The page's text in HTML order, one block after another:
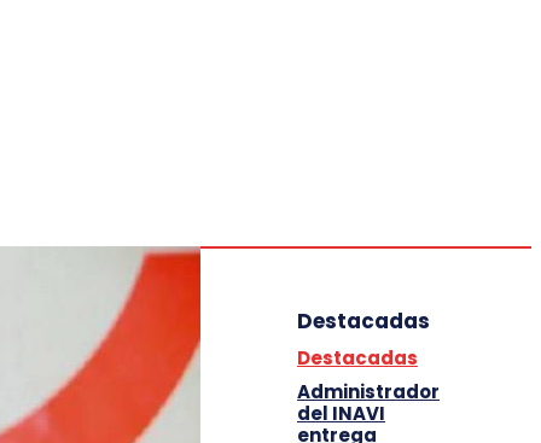
Destacadas
Destacadas
Administrador
del INAVI
entrega